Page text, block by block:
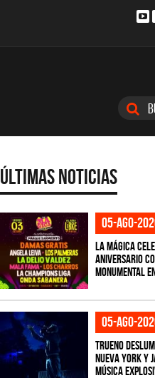
Últimas Noticias
05-ago-
La Mágica
aniversario
monumental
05-ago-
TRUENO
Nueva York y
música